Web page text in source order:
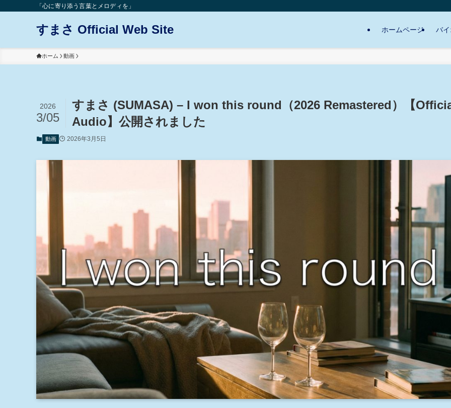
「心に寄り添う言葉とメロディを」
すまさ Official Web Site ホームページ バ
ホーム 動画
すまさ (SUMASA) – I won this round（2026 Remastered）【
Audio】公開されました
2026
3/05
動画 2026年3月5日